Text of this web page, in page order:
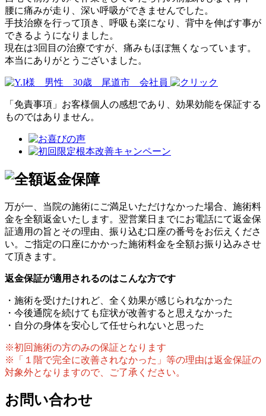
腰に痛みが走り、深い呼吸ができませんでした。
手技治療を行って頂き、呼吸も楽になり、背中を伸ばす事が
できるようになりました。
現在は3回目の治療ですが、痛みもほぼ無くなっています。
本当にありがとうございました。
「免責事項」お客様個人の感想であり、効果効能を保証する
ものではありません。
万が一、当院の施術にご満足いただけなかった場合、施術料
金を全額返金いたします。翌営業日までにお電話にて返金保
証適用の旨とその理由、振り込む口座の番号をお伝えくださ
い。ご指定の口座にかかった施術料金を全額お振り込みさせ
て頂きます。
返金保証が適用されるのはこんな方です
・施術を受けたけれど、全く効果が感じられなかった
・今後通院を続けても症状が改善すると思えなかった
・自分の身体を安心して任せられないと思った
※初回施術の方のみの保証となります
※「１階で完全に改善されなかった」等の理由は返金保証の
対象外となりますので、ご了承ください。
お問い合わせ